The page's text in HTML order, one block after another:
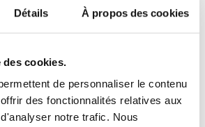
Détails À propos des cookies
cookies.
de personnaliser le contenu
des fonctionnalités relatives aux
notre trafic. Nous